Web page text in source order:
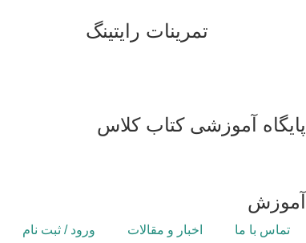
تمرینات رایتینگ
پایگاه آموزشی کتاب کلاس
آموزش
تماس با ما اخبار و مقالات ورود / ثبت نام